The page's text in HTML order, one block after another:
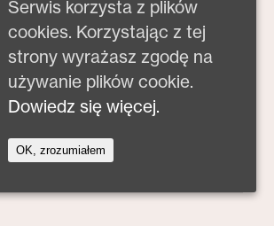
lok. 2
Serwis korzysta z plików
cookies. Korzystając z tej
strony wyrażasz zgodę na
używanie plików cookie.
Dowiedz się więcej.
OK, zrozumiałem